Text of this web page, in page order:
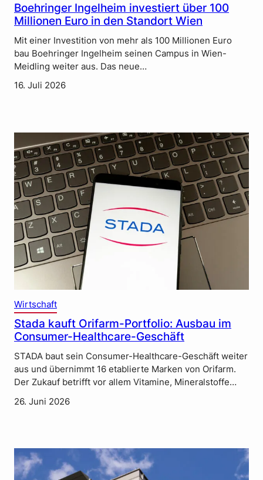
Boehringer Ingelheim investiert über 100
Millionen Euro in den Standort Wien
Mit einer Investition von mehr als 100 Millionen Euro
bau Boehringer Ingelheim seinen Campus in Wien-
Meidling weiter aus. Das neue…
16. Juli 2026
Wirtschaft
Stada kauft Orifarm-Portfolio: Ausbau im
Consumer-Healthcare-Geschäft
STADA baut sein Consumer-Healthcare-Geschäft weiter
aus und übernimmt 16 etablierte Marken von Orifarm.
Der Zukauf betrifft vor allem Vitamine, Mineralstoffe…
26. Juni 2026